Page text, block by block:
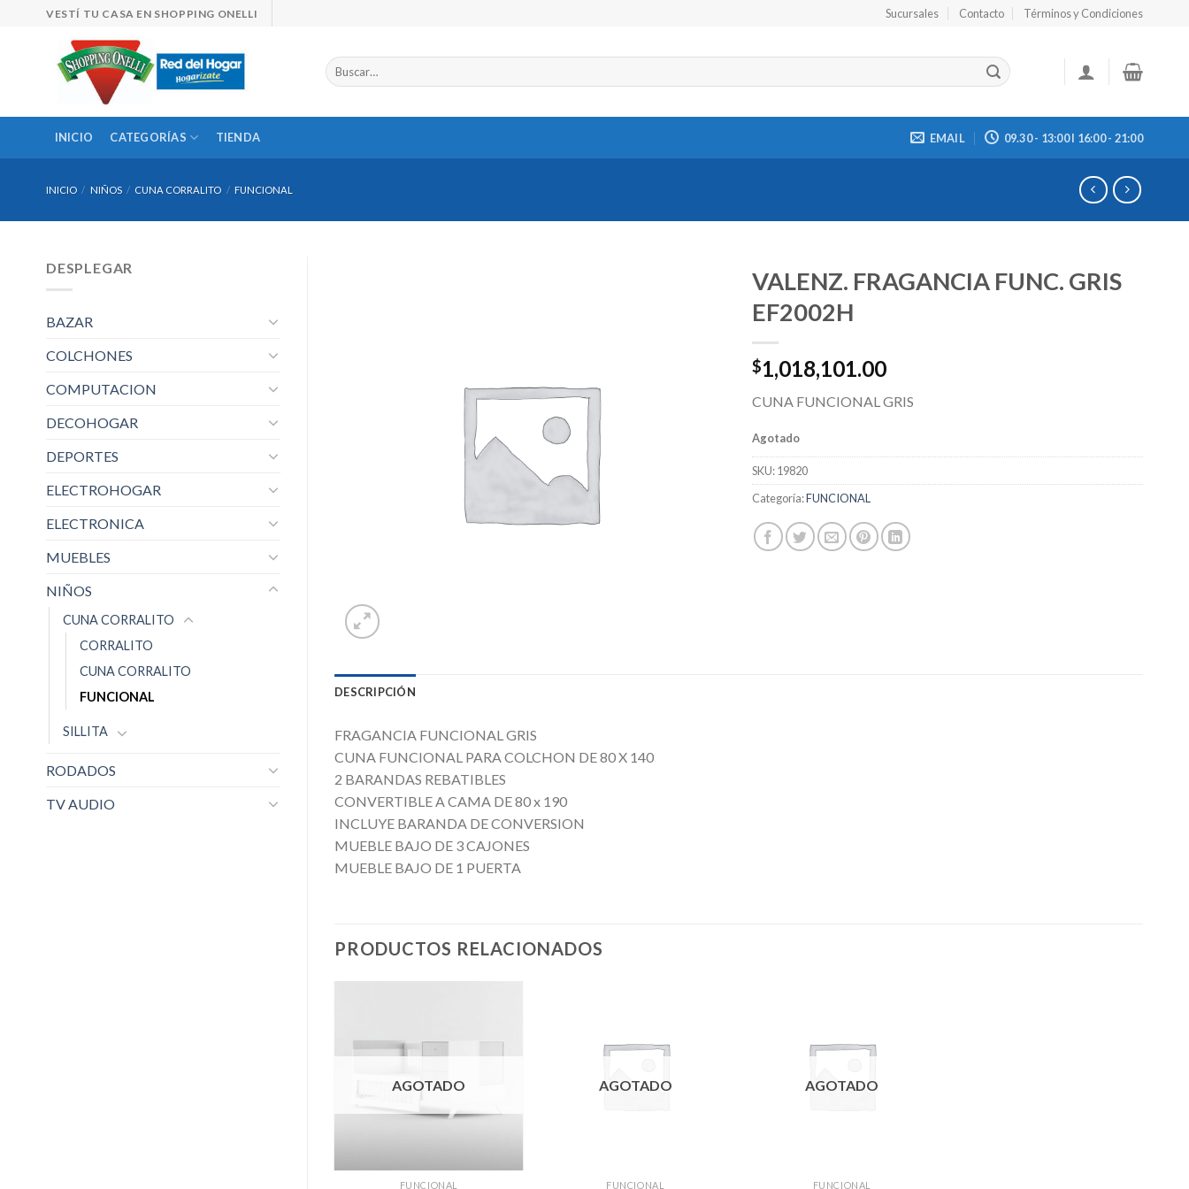
VESTÍ TU CASA EN SHOPPING ONELLI Sucursales Contacto Términos y Condiciones
Buscar
por:
INICIO CATEGORÍAS TIENDA EMAIL 09.30 - 13:00 I 16:00 - 21:00
INICIO / NIÑOS / CUNA CORRALITO / FUNCIONAL
DESPLEGAR
BAZAR
COLCHONES
COMPUTACION
DECOHOGAR
DEPORTES
ELECTROHOGAR
ELECTRONICA
MUEBLES
NIÑOS
CUNA CORRALITO
CORRALITO
CUNA CORRALITO
FUNCIONAL
SILLITA
RODADOS
TV AUDIO
VALENZ. FRAGANCIA FUNC. GRIS
EF2002H
$1,018,101.00
CUNA FUNCIONAL GRIS
Agotado
SKU:19820
Categoría:FUNCIONAL
DESCRIPCIÓN
FRAGANCIA FUNCIONAL GRIS
CUNA FUNCIONAL PARA COLCHON DE 80 X 140
2 BARANDAS REBATIBLES
CONVERTIBLE A CAMA DE 80 x 190
INCLUYE BARANDA DE CONVERSION
MUEBLE BAJO DE 3 CAJONES
MUEBLE BAJO DE 1 PUERTA
PRODUCTOS RELACIONADOS
AGOTADO
FUNCIONAL
AGOTADO
FUNCIONAL
AGOTADO
FUNCIONAL